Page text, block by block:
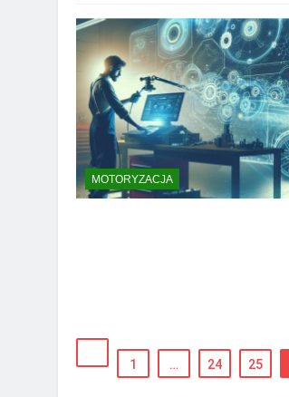
MOTORYZACJA
1 … 24 25